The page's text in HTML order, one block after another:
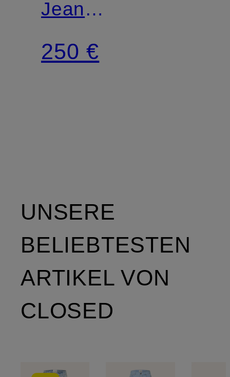
Jeans
BAKER
250 €
UNSERE
BELIEBTESTEN
ARTIKEL VON
CLOSED